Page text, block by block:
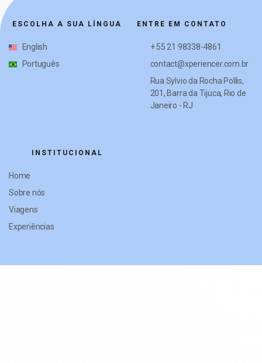
ESCOLHA A SUA LÍNGUA
English
Português
ENTRE EM CONTATO
+ 55 21 98338-4861
contact@xperiencer.com.br
Rua Sylvio da Rocha Pollis,
201, Barra da Tijuca, Rio de
Janeiro - RJ
INSTITUCIONAL
Home
Sobre nós
Viagens
Experiências